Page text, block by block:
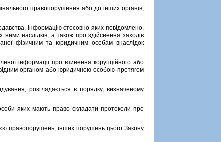
правопорушення або до iнших органiв,
iнформацiю стосовно яких повiдомлено,
ними наслiдкiв, а також про здiйснення заходiв
фiзичним та юридичним особам внаслiдок
iнформацiї про вчинення корупцiйного або
органом або юридичною особою протягом
розглядається в порядку, визначеному
яких мають право складати протоколи про
правопорушень, iнших порушень цього Закону